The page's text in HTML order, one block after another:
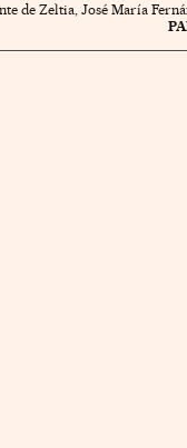
de Zeltia, José María